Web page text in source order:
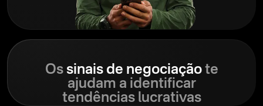
Os sinais de negociaçãote
ajudam a identificar
tendências lucrativas